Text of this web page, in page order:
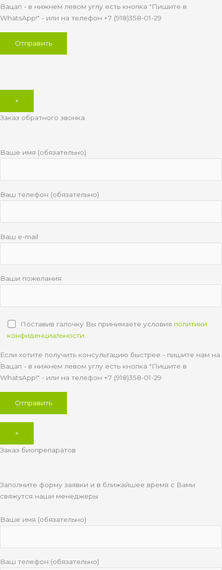
Вацап - в нижнем левом углу есть кнопка "Пишите в
WhatsApp!" - или на телефон +7 (918)358-01-29
×
Заказ обратного звонка
Ваше имя (обязательно)
Ваш телефон (обязательно)
Ваш e-mail
Ваши пожелания
Поставив галочку Вы принимаете условия политики
конфиденциальности
Если хотите получить консультацию быстрее - пишите нам на
Вацап - в нижнем левом углу есть кнопка "Пишите в
WhatsApp!" - или на телефон +7 (918)358-01-29
×
Заказ биопрепаратов
Заполните форму заявки и в ближайшее время с Вами
свяжутся наши менеджеры
Ваше имя (обязательно)
Ваш телефон (обязательно)